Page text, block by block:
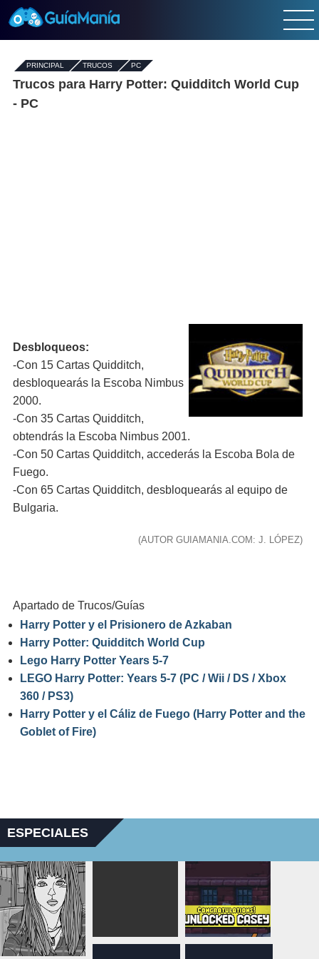
PRINCIPAL - TRUCOS- PC
Trucos para Harry Potter: Quidditch World Cup
- PC
Desbloqueos:
-Con 15 Cartas Quidditch,
desbloquearás la Escoba Nimbus
2000.
-Con 35 Cartas Quidditch,
obtendrás la Escoba Nimbus 2001.
-Con 50 Cartas Quidditch, accederás la Escoba Bola de
Fuego.
-Con 65 Cartas Quidditch, desbloquearás al equipo de
Bulgaria.
(AUTOR GUIAMANIA.COM: J. LÓPEZ)
Apartado de Trucos/Guías
Harry Potter y el Prisionero de Azkaban
Harry Potter: Quidditch World Cup
Lego Harry Potter Years 5-7
LEGO Harry Potter: Years 5-7 (PC / Wii / DS / Xbox
360 / PS3)
Harry Potter y el Cáliz de Fuego (Harry Potter and the
Goblet of Fire)
ESPECIALES